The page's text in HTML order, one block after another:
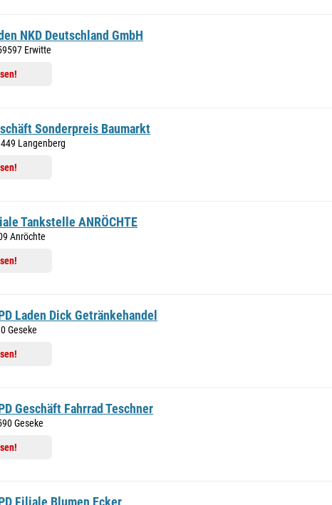
NKD Deutschland GmbH
Erwitte
Sonderpreis Baumarkt
Langenberg
Tankstelle ANRÖCHTE
Anröchte
Laden Dick Getränkehandel
Geseke
Geschäft Fahrrad Teschner
Geseke
Filiale Blumen Ecker